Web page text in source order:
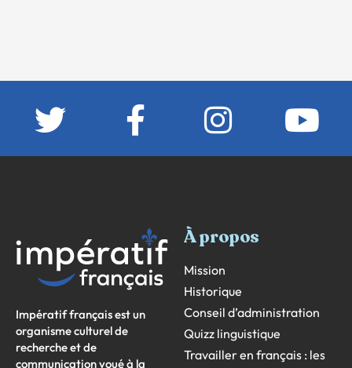
Impératif français est un
organisme culturel de
recherche et de
communication voué à la
À propos
Mission
Historique
Conseil d’administration
Quizz linguistique
Travailler en français : les